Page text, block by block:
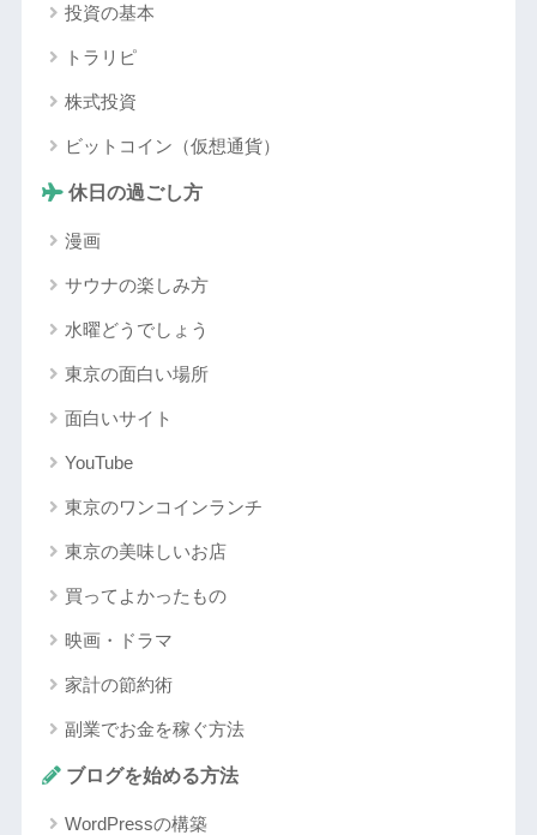
投資の基本
トラリピ
株式投資
ビットコイン（仮想通貨）
休日の過ごし方
漫画
サウナの楽しみ方
水曜どうでしょう
東京の面白い場所
面白いサイト
YouTube
東京のワンコインランチ
東京の美味しいお店
買ってよかったもの
映画・ドラマ
家計の節約術
副業でお金を稼ぐ方法
ブログを始める方法
WordPressの構築